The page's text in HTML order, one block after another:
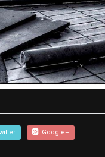
Google+